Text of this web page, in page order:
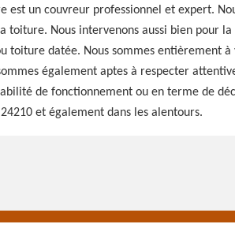
est un couvreur professionnel et expert.
toiture. Nous intervenons aussi bien pour
toiture datée. Nous sommes entièrement
également aptes à respecter
de fonctionnement ou en terme de
et également dans les alentours.